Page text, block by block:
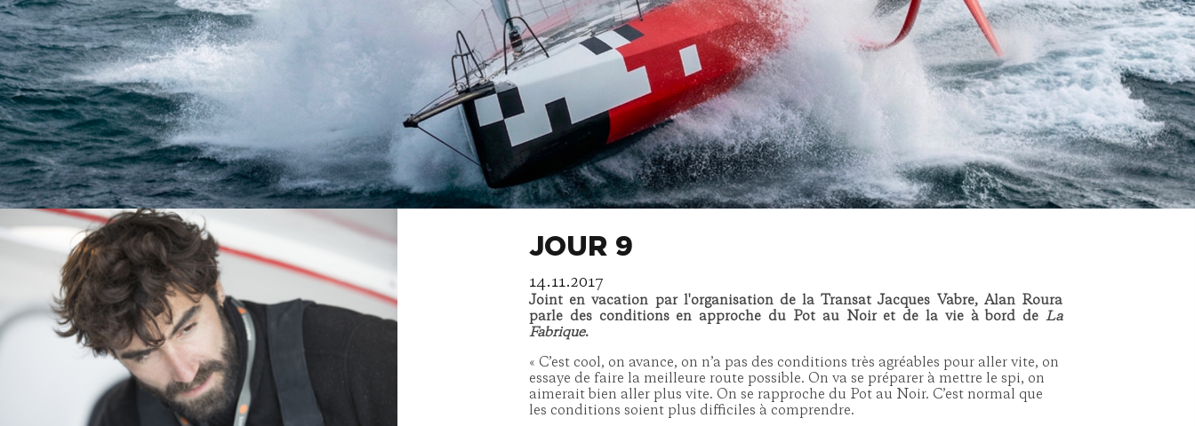
JOUR 9
14.11.2017
Joint en vacation par l'organisation de la Transat Jacques Vabre, Alan Roura
parle des conditions en approche du Pot au Noir et de la vie à bord de La
Fabrique.
« C’est cool, on avance, on n’a pas des conditions très agréables pour aller vite, on
essaye de faire la meilleure route possible. On va se préparer à mettre le spi, on
aimerait bien aller plus vite. On se rapproche du Pot au Noir. C’est normal que
les conditions soient plus difficiles à comprendre.